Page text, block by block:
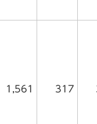
1,561 317